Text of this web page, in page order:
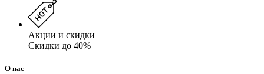
Акции и скидки
Скидки до 40%
О нас